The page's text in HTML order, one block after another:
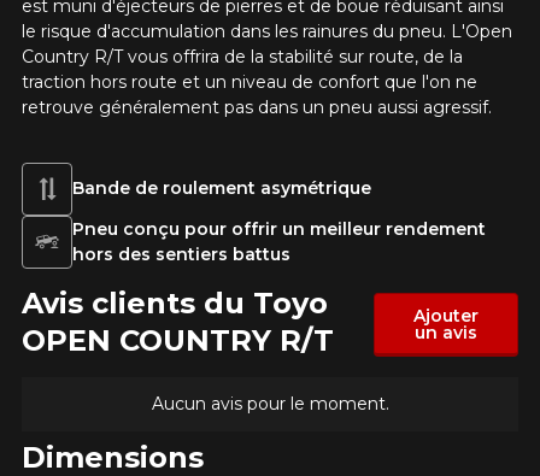
est muni d'éjecteurs de pierres et de boue réduisant ainsi
le risque d'accumulation dans les rainures du pneu. L'Open
Country R/T vous offrira de la stabilité sur route, de la
traction hors route et un niveau de confort que l'on ne
retrouve généralement pas dans un pneu aussi agressif.
Bande de roulement asymétrique
Pneu conçu pour offrir un meilleur rendement
hors des sentiers battus
Avis clients du Toyo
OPEN COUNTRY R/T
Ajouter
un avis
Aucun avis pour le moment.
Dimensions